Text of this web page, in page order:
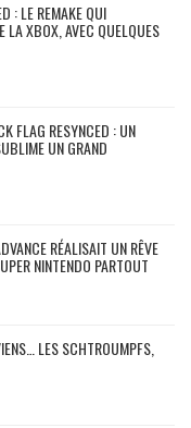
: LE REMAKE QUI
LA XBOX, AVEC QUELQUES
FLAG RESYNCED : UN
UN GRAND
RÉALISAIT UN RÊVE
NINTENDO PARTOUT
LES SCHTROUMPFS,